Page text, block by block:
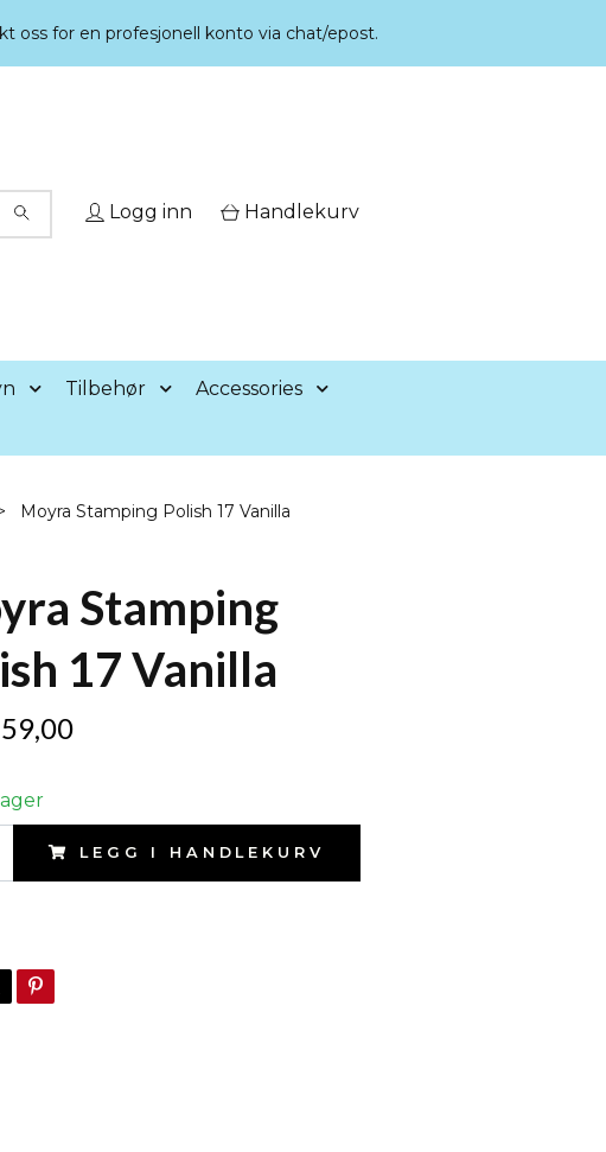
oss for en profesjonell konto via chat/epost.
Logg inn Handlekurv
Tilbehør
Accessories
Moyra Stamping Polish 17 Vanilla
Stamping
17 Vanilla
LEGG I HANDLEKURV